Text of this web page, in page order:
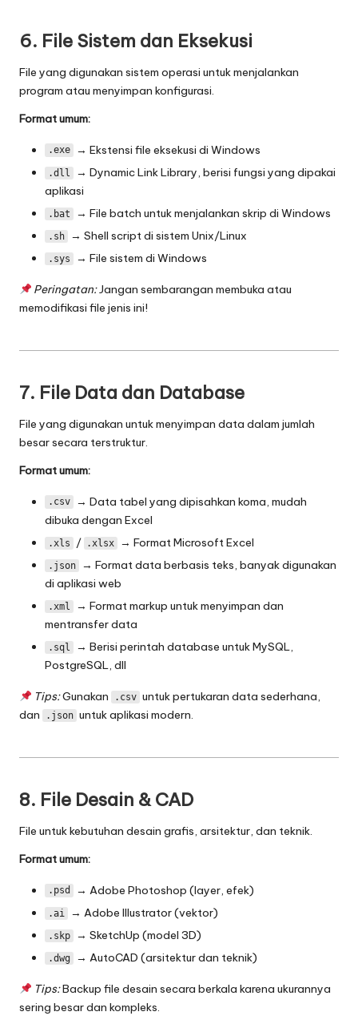
6. File Sistem dan Eksekusi
File yang digunakan sistem operasi untuk menjalankan
program atau menyimpan konfigurasi.
Format umum:
.exe → Ekstensi file eksekusi di Windows
.dll
→ Dynamic Link Library, berisi fungsi yang dipakai
aplikasi
.bat → File batch untuk menjalankan skrip di Windows
.sh → Shell script di sistem Unix/Linux
.sys → File sistem di Windows
Peringatan:Jangan sembarangan membuka atau
memodifikasi file jenis ini!
7. File Data dan Database
File yang digunakan untuk menyimpan data dalam jumlah
besar secara terstruktur.
Format umum:
.csv
→ Data tabel yang dipisahkan koma, mudah
dibuka dengan Excel
.xls / .xlsx → Format Microsoft Excel
.json
→ Format data berbasis teks, banyak digunakan
di aplikasi web
.xml
→ Format markup untuk menyimpan dan
mentransfer data
.sql
→ Berisi perintah database untuk MySQL,
PostgreSQL, dll
Tips:Gunakan .csv untuk pertukaran data sederhana,
dan
.json untuk aplikasi modern.
8. File Desain & CAD
File untuk kebutuhan desain grafis, arsitektur, dan teknik.
Format umum:
.psd → Adobe Photoshop (layer, efek)
.ai → Adobe Illustrator (vektor)
.skp → SketchUp (model 3D)
.dwg → AutoCAD (arsitektur dan teknik)
Tips:Backup file desain secara berkala karena ukurannya
sering besar dan kompleks.